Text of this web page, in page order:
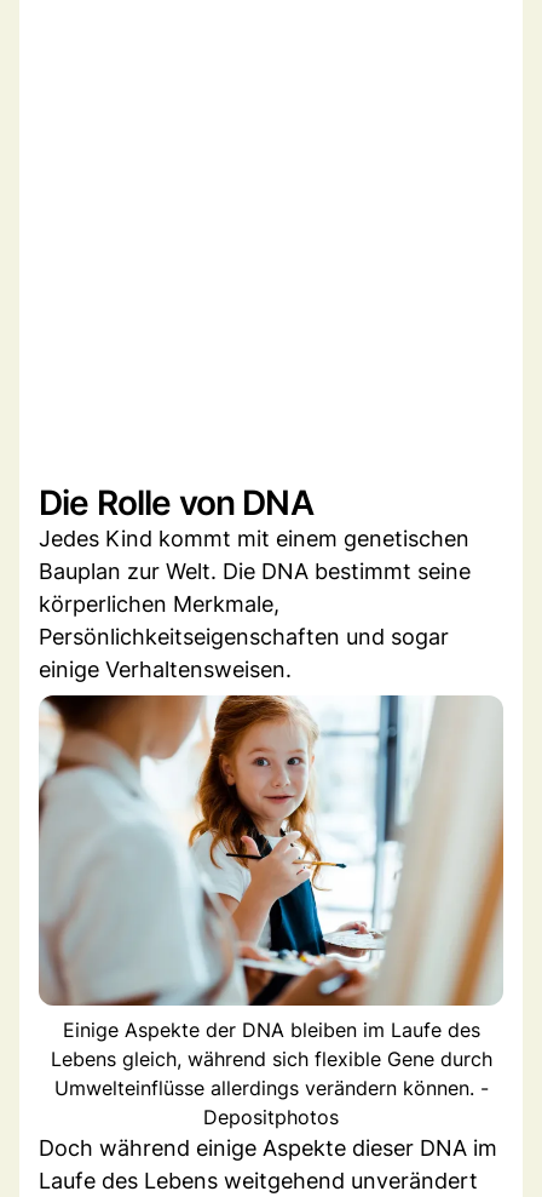
Die Rolle von DNA
Jedes Kind kommt mit einem genetischen
Bauplan zur Welt. Die DNA bestimmt seine
körperlichen Merkmale,
Persönlichkeitseigenschaften und sogar
einige Verhaltensweisen.
Einige Aspekte der DNA bleiben im Laufe des
Lebens gleich, während sich flexible Gene durch
Umwelteinflüsse allerdings verändern können. -
Depositphotos
Doch während einige Aspekte dieser DNA im
Laufe des Lebens weitgehend unverändert